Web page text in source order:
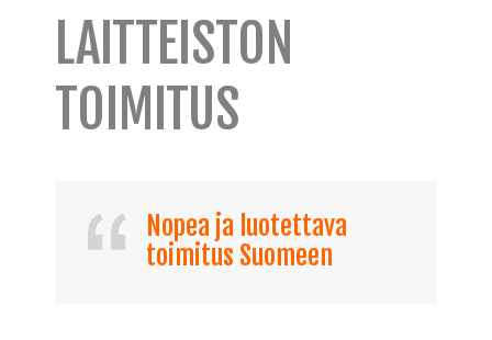
LAITTEISTON
TOIMITUS
Nopea ja luotettava
toimitus Suomeen